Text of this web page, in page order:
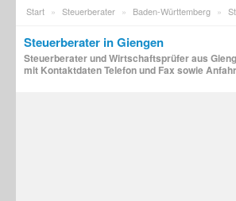
Steuererklärung
Steuer-News
Start » Steuerberater » Baden-Württemberg »
Steuerberater in Giengen
Steuerberater und Wirtschaftsprüfer aus
mit Kontaktdaten Telefon und Fax sowie